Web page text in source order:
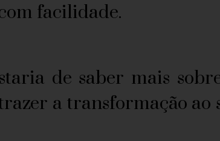
facilidade.
saber mais sobre
a transformação ao